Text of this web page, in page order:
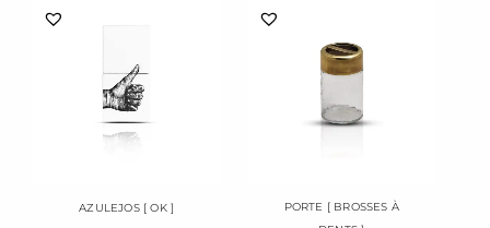
AZULEJOS [ OK ]
PORTE [ BROSSES À